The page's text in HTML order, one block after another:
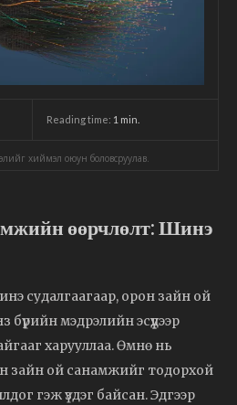
Reading time: 1 min.
хиймэл оюун боловсруулав.
өөрчлөлт: Шинэ
судалгаагаар, орон зайн ой
мэдрэлийн эсүүдээр
харууллаа. Өмнө нь
зайн ой санамжийг тодорхой
гэж үздэг байсан. Эдгээр